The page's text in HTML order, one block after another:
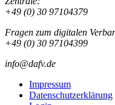
+49 (0) 30 97104379
Fragen zum digitalen
+49 (0) 30 97104399
info@dafv.de
Impressum
Datenschutzerklärung